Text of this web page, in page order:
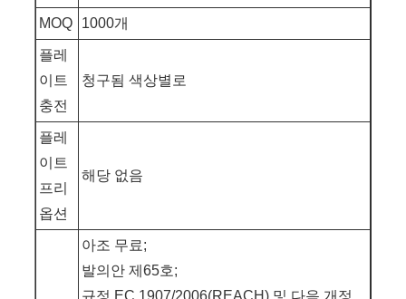
MOQ 1000개
플레
이트
충전
청구됨 색상별로
플레
이트
프리
옵션
해당 없음
아조 무료;
발의안 제65호;
규정 EC 1907/2006(REACH) 및 다음 개정